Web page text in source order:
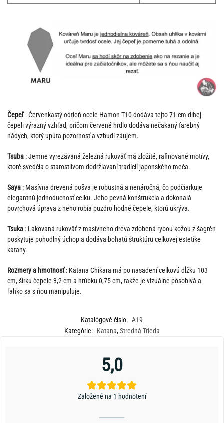
Čepeľ: Červenkastý odtieň ocele Hamon T10 dodáva tejto 71 cm dlhej
čepeli výrazný vzhľad, pričom červené hrdlo dodáva nečakaný farebný
nádych, ktorý upúta pozornosť a vzbudí záujem.
Tsuba : Jemne vyrezávaná železná rukoväť má zložité, rafinované motívy,
ktoré svedčia o starostlivom dodržiavaní tradícií japonského meča.
Saya : Masívna drevená pošva je robustná a nenáročná, čo podčiarkuje
elegantnú jednoduchosť celku. Jeho pevná konštrukcia a dokonalá
povrchová úprava z neho robia puzdro hodné čepele, ktorú ukrýva.
Tsuka : Lakovaná rukoväť z masívneho dreva zdobená rybou kožou z šagrén
poskytuje pohodlný úchop a dodáva bohatú štruktúru celkovej estetike
katany.
Rozmery a hmotnosť: Katana Chikara má po nasadení celkovú dĺžku 103
cm, šírku čepele 3,2 cm a hrúbku 0,75 cm, takže je vizuálne pôsobivá a
ľahko sa s ňou manipuluje.
Katalógové číslo: A19
Kategórie: Katana,Stredná Trieda
5,0
Založené na 1 hodnotení